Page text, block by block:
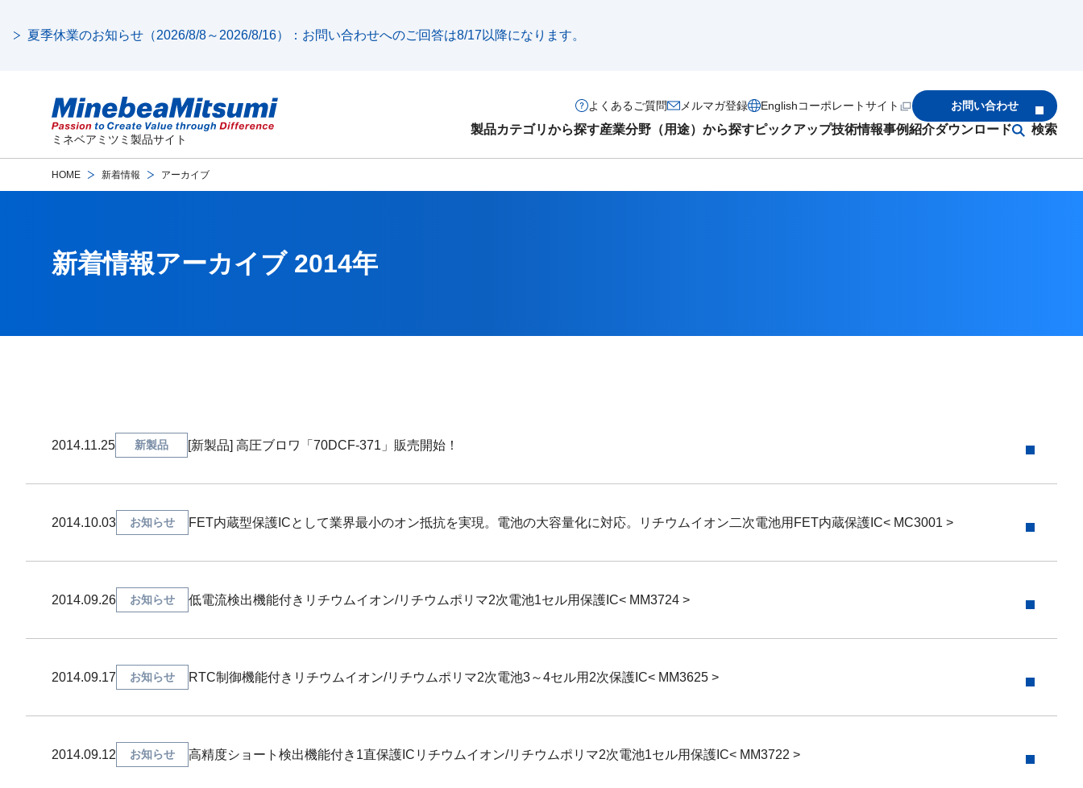
夏季休業のお知らせ（2026/8/8～2026/8/16）：お問い合わせへのご回答は8/17以降になります。
ミネベアミツミ製品サイト
製品カテゴリから探す産業分野（用途）から探すピックアップ技術情報事例紹介ダウンロード 検索
よくあるご質問 メルマガ登録 Englishコーポレートサイト お問い合わせ
HOME 新着情報 アーカイブ
新着情報アーカイブ 2014年
2014.11.25 新製品 [新製品] 高圧ブロワ「70DCF-371」販売開始！
2014.10.03 お知らせ FET内蔵型保護ICとして業界最小のオン抵抗を実現。電池の大容量化に対応。リチウムイオン二次電池用FET内蔵保護IC< MC3001 >
2014.09.26 お知らせ 低電流検出機能付きリチウムイオン/リチウムポリマ2次電池1セル用保護IC< MM3724 >
2014.09.17 お知らせ RTC制御機能付きリチウムイオン/リチウムポリマ2次電池3～4セル用2次保護IC< MM3625 >
2014.09.12 お知らせ 高精度ショート検出機能付き1直保護ICリチウムイオン/リチウムポリマ2次電池1セル用保護IC< MM3722 >